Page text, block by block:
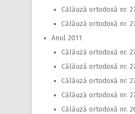
Călăuză ortodoxă nr.
Călăuză ortodoxă nr.
Anul 2011
Călăuză ortodoxă nr.
Călăuză ortodoxă nr.
Călăuză ortodoxă nr.
Călăuză ortodoxă nr.
Călăuză ortodoxă nr.